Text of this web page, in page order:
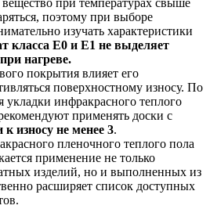
поэтому при выборе
изучать характеристики
класса Е0 и Е1 не выделяет
нагреве.
покрытия влияет его
поверхностному износу. По
укладки инфракрасного теплого
применять доски с
к износу не менее 3.
пленочного теплого пола
применение не только
изделий, но и выполненных из
расширяет список доступных